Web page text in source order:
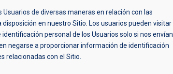
de diversas maneras en relación con las
en nuestro Sitio. Los usuarios pueden visitar
personal de los Usuarios solo si nos envían
negarse a proporcionar información de identificación
relacionadas con el Sitio.